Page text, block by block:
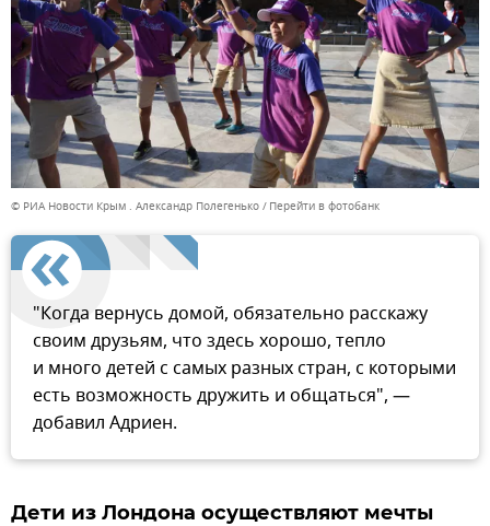
© РИА Новости Крым . Александр Полегенько Перейти в фотобанк
"Когда вернусь домой, обязательно расскажу
своим друзьям, что здесь хорошо, тепло
и много детей с самых разных стран, с которыми
есть возможность дружить и общаться", —
добавил Адриен.
Дети из Лондона осуществляют мечты